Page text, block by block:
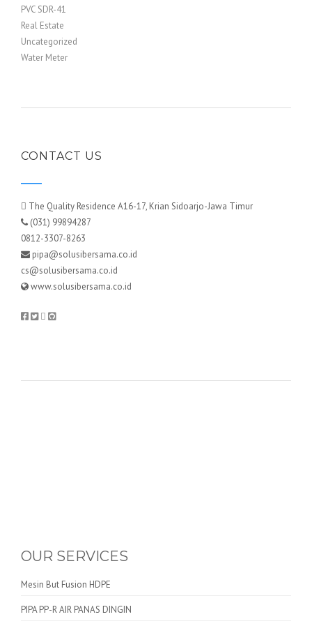
PVC SDR-41
Real Estate
Uncategorized
Water Meter
CONTACT US
The Quality Residence A16-17, Krian Sidoarjo-Jawa Timur
(031) 99894287
0812-3307-8263
pipa@solusibersama.co.id
cs@solusibersama.co.id
www.solusibersama.co.id
OUR SERVICES
Mesin But Fusion HDPE
PIPA PP-R AIR PANAS DINGIN